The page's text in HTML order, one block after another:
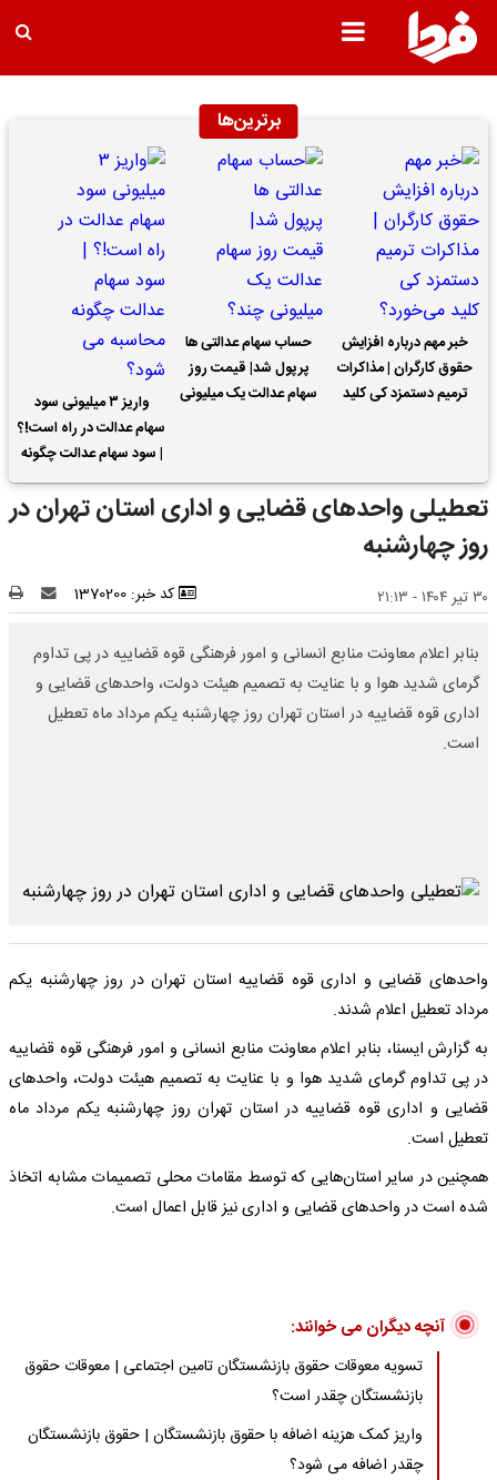
برترین‌ها
خبر مهم درباره افزایش
حقوق کارگران | مذاکرات
ترمیم دستمزد کی کلید
حساب سهام عدالتی ها
پرپول شد| قیمت روز
سهام عدالت یک میلیونی
واریز ۳ میلیونی سود
سهام عدالت در راه است!؟
| سود سهام عدالت چگونه
محاسبه می شود؟
تعطیلی واحدهای قضایی و اداری استان تهران در
روز چهارشنبه
۳۰ تیر ۱۴۰۴ - ۲۱:۱۳ کد خبر: 1370200
بنابر اعلام معاونت منابع انسانی و امور فرهنگی قوه قضاییه در پی تداوم
گرمای شدید هوا و با عنایت به تصمیم هیئت دولت، واحدهای قضایی و
اداری قوه قضاییه در استان تهران روز چهارشنبه یکم مرداد ماه تعطیل
است.
واحدهای قضایی و اداری قوه قضاییه استان تهران در روز چهارشنبه یکم
مرداد تعطیل اعلام شدند.
به گزارش ایسنا، بنابر اعلام معاونت منابع انسانی و امور فرهنگی قوه قضاییه
در پی تداوم گرمای شدید هوا و با عنایت به تصمیم هیئت دولت، واحدهای
قضایی و اداری قوه قضاییه در استان تهران روز چهارشنبه یکم مرداد ماه
تعطیل است.
همچنین در سایر استان‌هایی که توسط مقامات محلی تصمیمات مشابه اتخاذ
شده است در واحدهای قضایی و اداری نیز قابل اعمال است.
آنچه دیگران می خوانند:
تسویه معوقات حقوق بازنشستگان تامین اجتماعی | معوقات حقوق
بازنشستگان چقدر است؟
واریز کمک هزینه اضافه با حقوق بازنشستگان | حقوق بازنشستگان
چقدر اضافه می شود؟